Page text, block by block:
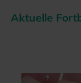
Aktuelle